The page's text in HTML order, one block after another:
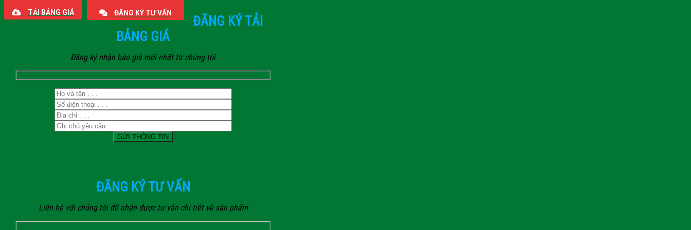
TẢI BẢNG GIÁ ĐĂNG KÝ TƯ VẤN
ĐĂNG KÝ TẢI
BẢNG GIÁ
Đăng ký nhận báo giá mới nhất từ chúng tôi
ĐĂNG KÝ TƯ VẤN
Liên hệ với chúng tôi để nhận được tư vấn chi tiết về sản phẩm